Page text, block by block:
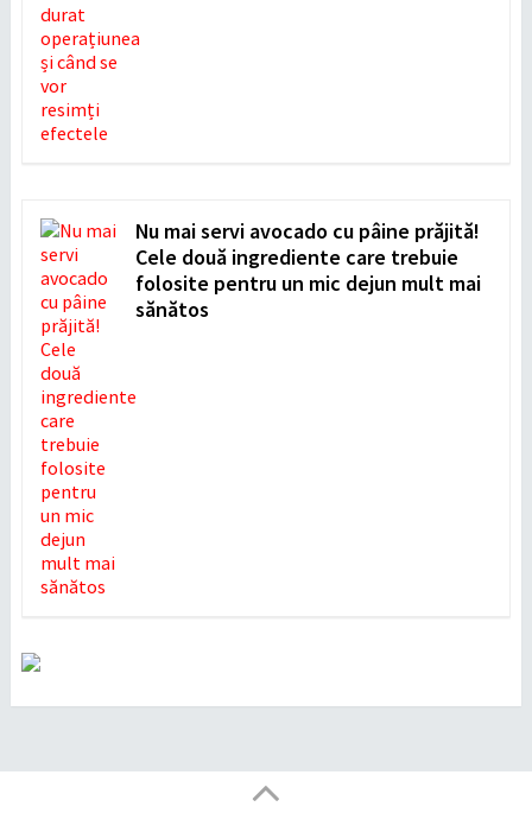
Nu mai servi avocado cu pâine prăjită!
Cele două ingrediente care trebuie
folosite pentru un mic dejun mult mai
sănătos